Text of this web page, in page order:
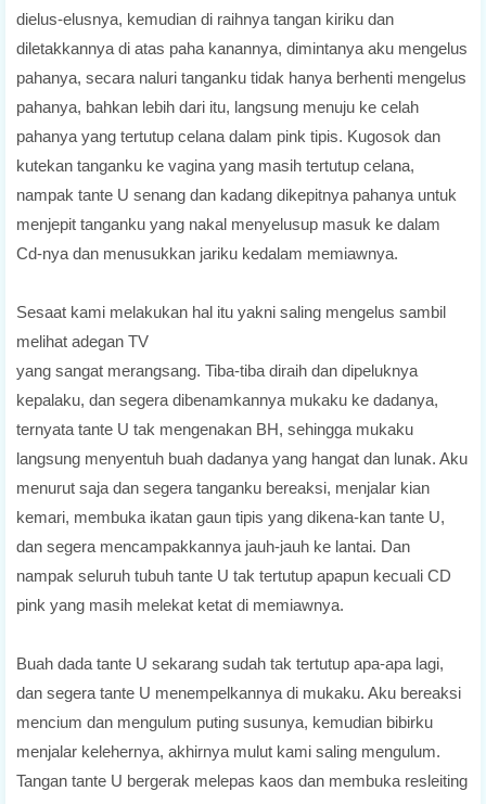
dielus-elusnya, kemudian di raihnya tangan kiriku dan
diletakkannya di atas paha kanannya, dimintanya aku mengelus
pahanya, secara naluri tanganku tidak hanya berhenti mengelus
pahanya, bahkan lebih dari itu, langsung menuju ke celah
pahanya yang tertutup celana dalam pink tipis. Kugosok dan
kutekan tanganku ke vagina yang masih tertutup celana,
nampak tante U senang dan kadang dikepitnya pahanya untuk
menjepit tanganku yang nakal menyelusup masuk ke dalam
Cd-nya dan menusukkan jariku kedalam memiawnya.
Sesaat kami melakukan hal itu yakni saling mengelus sambil
melihat adegan TV
yang sangat merangsang. Tiba-tiba diraih dan dipeluknya
kepalaku, dan segera dibenamkannya mukaku ke dadanya,
ternyata tante U tak mengenakan BH, sehingga mukaku
langsung menyentuh buah dadanya yang hangat dan lunak. Aku
menurut saja dan segera tanganku bereaksi, menjalar kian
kemari, membuka ikatan gaun tipis yang dikena-kan tante U,
dan segera mencampakkannya jauh-jauh ke lantai. Dan
nampak seluruh tubuh tante U tak tertutup apapun kecuali CD
pink yang masih melekat ketat di memiawnya.
Buah dada tante U sekarang sudah tak tertutup apa-apa lagi,
dan segera tante U menempelkannya di mukaku. Aku bereaksi
mencium dan mengulum puting susunya, kemudian bibirku
menjalar kelehernya, akhirnya mulut kami saling mengulum.
Tangan tante U bergerak melepas kaos dan membuka resleiting